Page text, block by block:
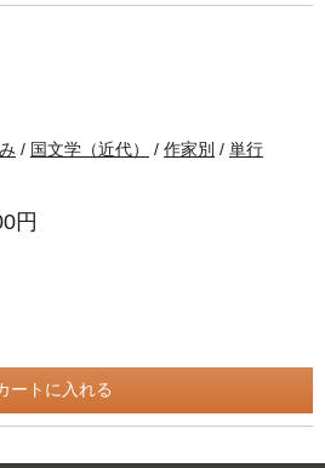
/ 国文学（近代） / 作家別 / 単行
円